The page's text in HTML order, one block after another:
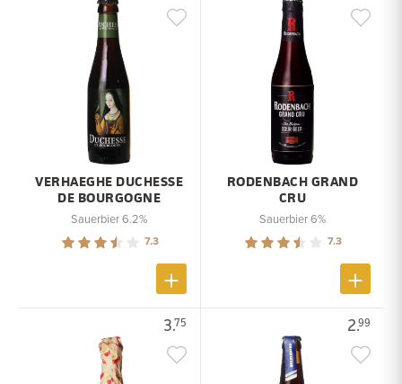
VERHAEGHE DUCHESSE
DE BOURGOGNE
Sauerbier 6.2%
7.3
RODENBACH GRAND
CRU
Sauerbier 6%
7.3
3.75 2.99